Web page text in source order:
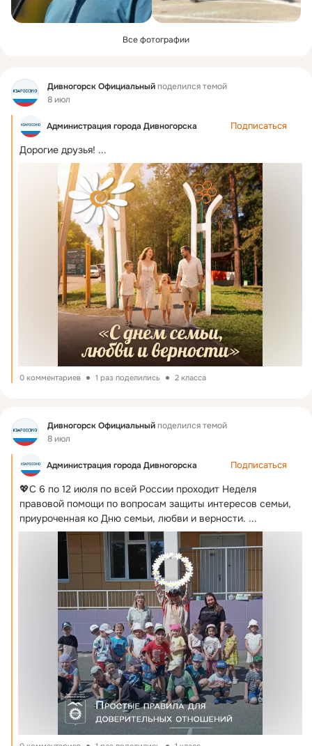
Все фотографии
Фид Дивногорск Официальныйподелился темой
8 июл
Администрация города Дивногорска Подписаться
Дорогие друзья! ...
0 комментариев 1 раз поделились 2 класса
Фид Дивногорск Официальныйподелился темой
8 июл
Администрация города Дивногорска Подписаться
💖С 6 по 12 июля по всей России проходит Неделя
правовой помощи по вопросам защиты интересов семьи,
приуроченная ко Дню семьи, любви и верности. ...